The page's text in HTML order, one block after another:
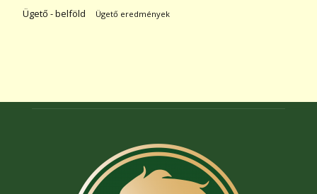
Ügető - belföld Ügető eredmények